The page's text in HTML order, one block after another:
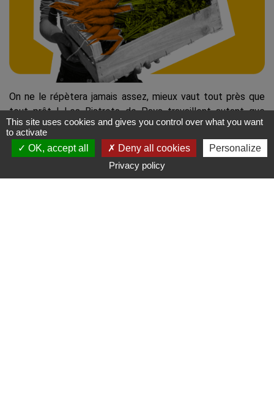
On ne le répètera jamais assez, mieux vaut tout près que
tout prêt ! Les Bistrots de Pays travaillent autant que
possible avec les producteurs locaux pour dénicher la
crème de la crème des produits frais et de saison. Mettre
à l’honneur le terroir, c’est leur crédo ! Parce-que pour faire
une belle recette, tout part d’un bon produit. Découvrez
Contact S'y rendre
This site uses cookies and gives you control over what you want
to activate
OK, accept all
Deny all cookies
Personalize
Privacy policy